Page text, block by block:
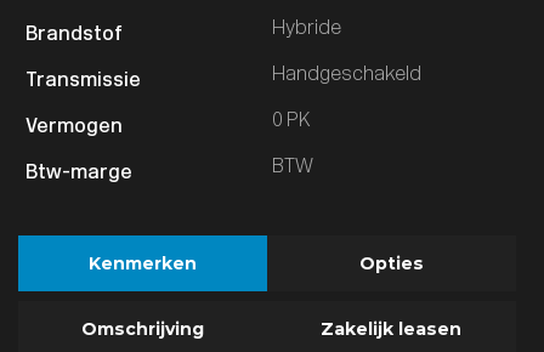
Hybride
Handgeschakeld
0 PK
BTW
Kenmerken Opties
Omschrijving Zakelijk leasen